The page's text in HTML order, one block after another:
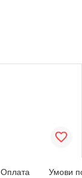
Оплата Умови